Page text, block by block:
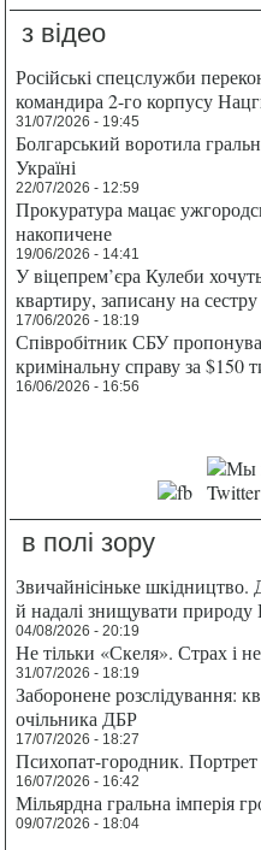
з відео
Російські спецслужби
командира 2-го корпусу
31/07/2026 - 19:45
Болгарський воротила
Україні
22/07/2026 - 12:59
Прокуратура мацає
накопичене
19/06/2026 - 14:41
У віцепрем’єра Кулеби
квартиру, записану на сестру
17/06/2026 - 18:19
Співробітник СБУ
кримінальну справу за $150
16/06/2026 - 16:56
в полі зору
Звичайнісіньке
й надалі знищувати природу
04/08/2026 - 20:19
Не тільки «Скеля». Страх і
31/07/2026 - 18:19
Заборонене розслідування:
очільника ДБР
17/07/2026 - 18:27
Психопат-городник.
16/07/2026 - 16:42
Мільярдна гральна імперія
09/07/2026 - 18:04